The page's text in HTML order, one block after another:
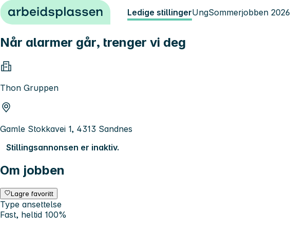
Hopp til innhold Ledige stillingerUngSommerjobben 2026
Når alarmer går, trenger vi deg
Thon Gruppen
Gamle Stokkavei 1, 4313 Sandnes
Stillingsannonsen er inaktiv.
Om jobben
Lagre favoritt
Type ansettelse
Fast, heltid 100%